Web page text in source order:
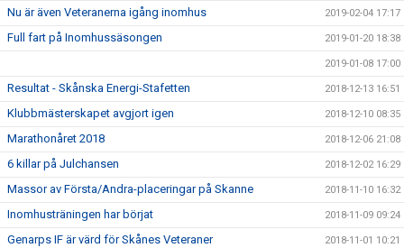
Nu är även Veteranerna igång inomhus 2019-02-04 17:17
Full fart på Inomhussäsongen 2019-01-20 18:38
2019-01-08 17:00
Resultat - Skånska Energi-Stafetten 2018-12-13 16:51
Klubbmästerskapet avgjort igen 2018-12-10 08:35
Marathonåret 2018 2018-12-06 21:08
6 killar på Julchansen 2018-12-02 16:29
Massor av Första/Andra-placeringar på Skanne 2018-11-10 16:32
Inomhusträningen har börjat 2018-11-09 09:24
Genarps IF är värd för Skånes Veteraner 2018-11-01 10:21